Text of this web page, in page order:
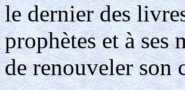
le dernier des
prophètes et à ses
de renouveler son